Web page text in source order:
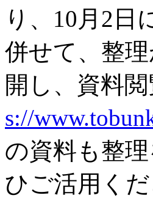
り、10月2日
併せて、整
開し、資料
s://
の資料も整
ひご活用くだ